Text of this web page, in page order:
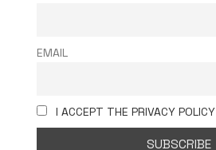
EMAIL
I ACCEPT THE PRIVACY POLICY